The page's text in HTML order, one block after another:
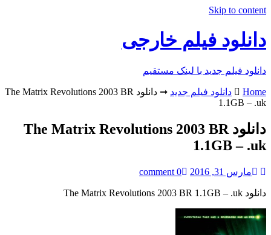
Skip to content
دانلود فیلم خارجی
دانلود فیلم جدید با لینک مستقیم
Home دانلود فیلم جدید ➞
دانلود The Matrix Revolutions 2003 BR
1.1GB – .uk
دانلود The Matrix Revolutions 2003 BR
1.1GB – .uk
مارس 31, 2016 0 comment
دانلود The Matrix Revolutions 2003 BR 1.1GB – .uk